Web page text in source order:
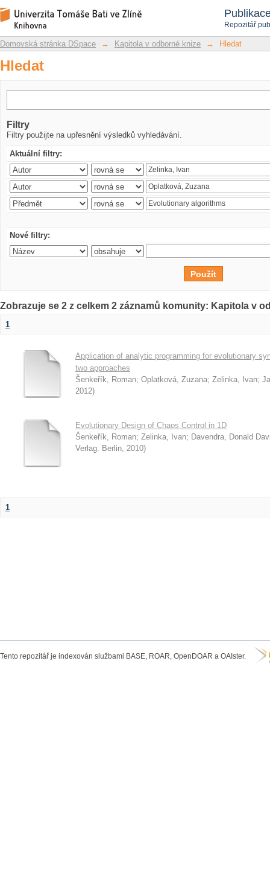
Repozitář
Hledat
Repozitář DSpace/Manakin
Domovská stránka DSpace → Kapitola v odborné knize → Hledat
Hledat
Filtry
Filtry použijte na upřesnění výsledků vyhledávání.
Aktuální filtry:
Nové filtry:
Zobrazuje se 2 z celkem 2 záznamů komunity: Kapitola v
1
Application of analytic programming for evolutionary
two approaches
Šenkeřík, Roman; Oplatková, Zuzana; Zelinka, Ivan;
2012)
Evolutionary Design of Chaos Control in 1D
Šenkeřík, Roman; Zelinka, Ivan; Davendra, Donald
Verlag. Berlin, 2010)
1
Tento repozitář je indexován službami BASE, ROAR, OpenDOAR a OAIster.